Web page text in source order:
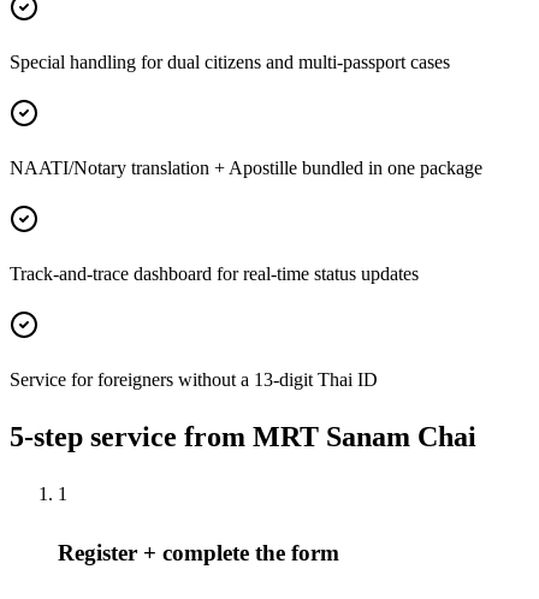
Special handling for dual citizens and multi-passport cases
NAATI/Notary translation + Apostille bundled in one package
Track-and-trace dashboard for real-time status updates
Service for foreigners without a 13-digit Thai ID
5-step service from MRT Sanam Chai
1
Register + complete the form